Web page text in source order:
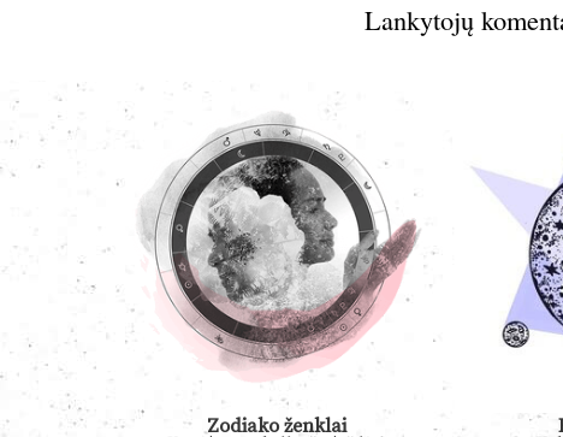
Lankytojų
Zodiako ženklai